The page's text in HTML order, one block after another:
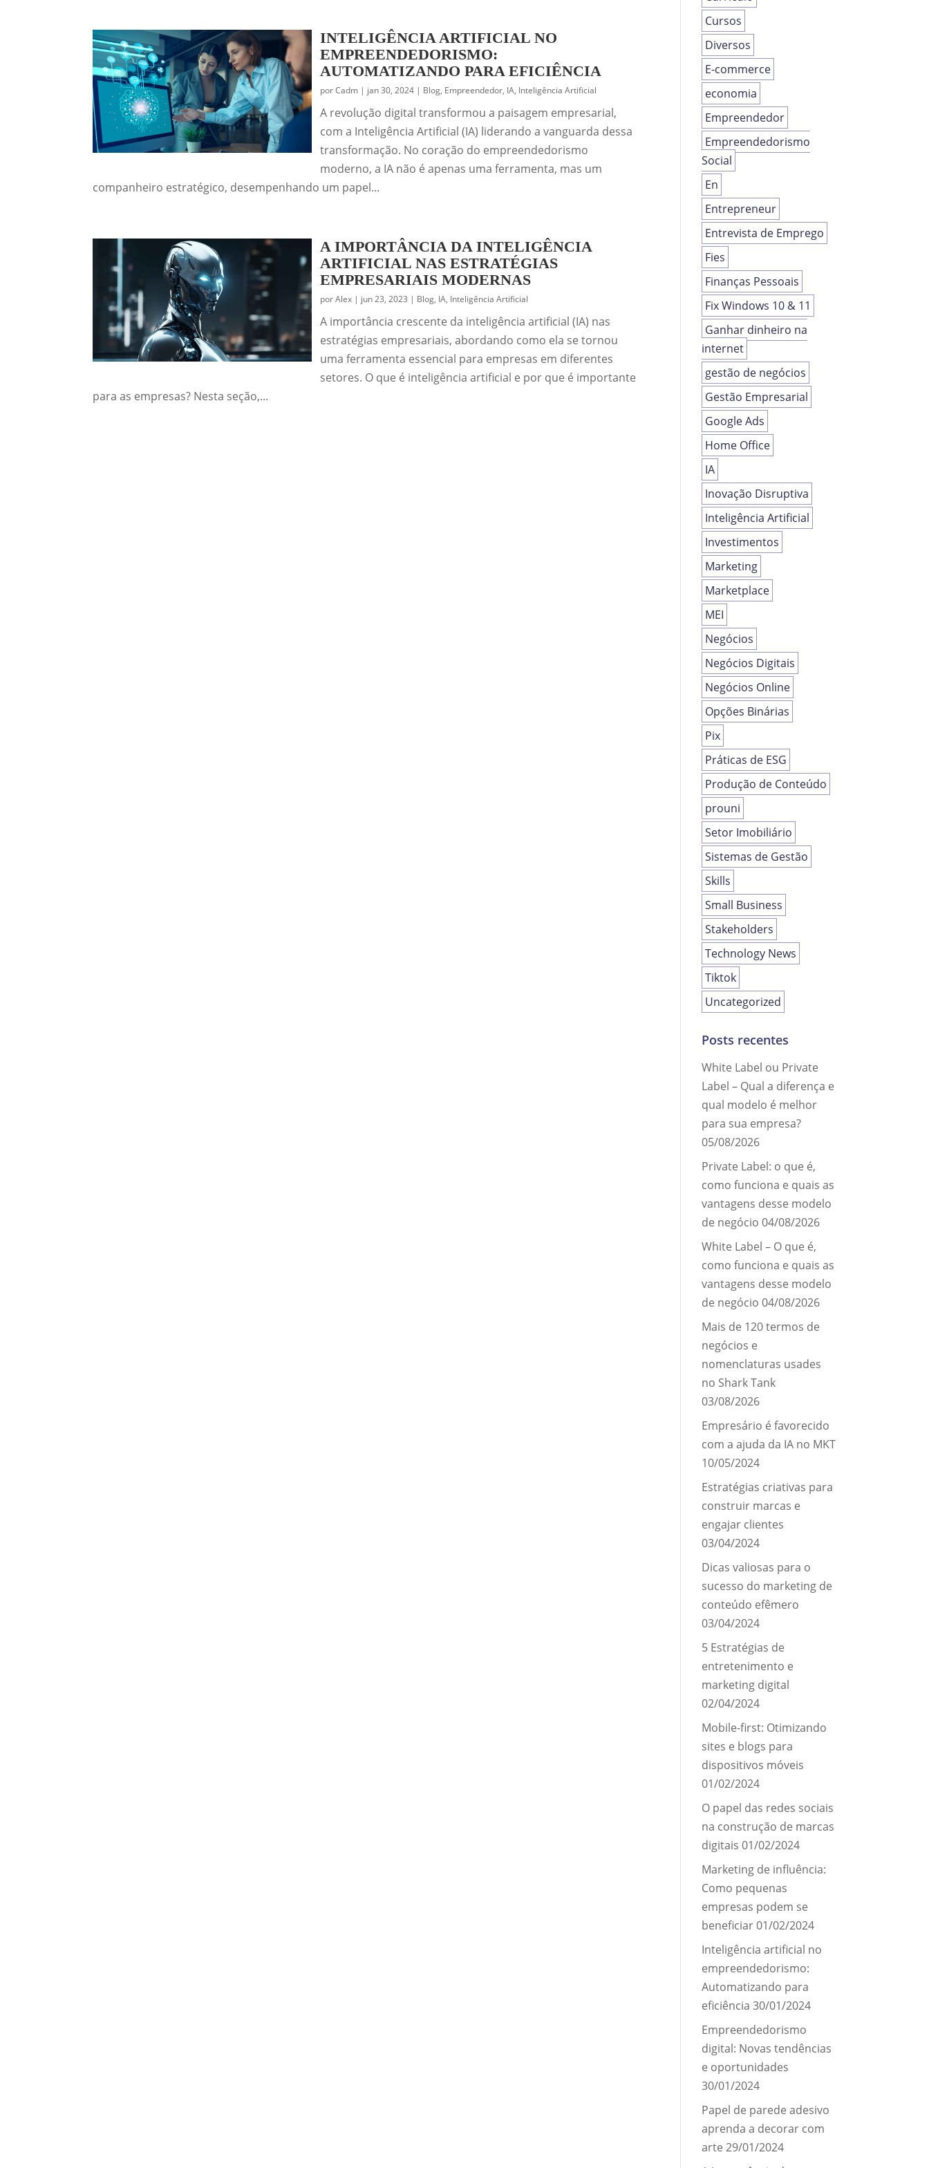
INTELIGÊNCIA ARTIFICIAL NO
EMPREENDEDORISMO:
AUTOMATIZANDO PARA EFICIÊNCIA
porCadm | jan 30, 2024 | Blog, Empreendedor, IA, Inteligência Artificial
A revolução digital transformou a paisagem empresarial,
com a Inteligência Artificial (IA) liderando a vanguarda dessa
transformação. No coração do empreendedorismo
moderno, a IA não é apenas uma ferramenta, mas um
companheiro estratégico, desempenhando um papel...
A IMPORTÂNCIA DA INTELIGÊNCIA
ARTIFICIAL NAS ESTRATÉGIAS
EMPRESARIAIS MODERNAS
porAlex | jun 23, 2023 | Blog, IA, Inteligência Artificial
A importância crescente da inteligência artificial (IA) nas
estratégias empresariais, abordando como ela se tornou
uma ferramenta essencial para empresas em diferentes
setores. O que é inteligência artificial e por que é importante
para as empresas? Nesta seção,...
Cursos
Diversos
E-commerce
economia
Empreendedor
Empreendedorismo
Social
En
Entrepreneur
Entrevista de Emprego
Fies
Finanças Pessoais
Fix Windows 10 & 11
Ganhar dinheiro na
internet
gestão de negócios
Gestão Empresarial
Google Ads
Home Office
IA
Inovação Disruptiva
Inteligência Artificial
Investimentos
Marketing
Marketplace
MEI
Negócios
Negócios Digitais
Negócios Online
Opções Binárias
Pix
Práticas de ESG
Produção de Conteúdo
prouni
Setor Imobiliário
Sistemas de Gestão
Skills
Small Business
Stakeholders
Technology News
Tiktok
Uncategorized
Posts recentes
White Label ou Private
Label – Qual a diferença e
qual modelo é melhor
para sua empresa?
05/08/2026
Private Label: o que é,
como funciona e quais as
vantagens desse modelo
de negócio 04/08/2026
White Label – O que é,
como funciona e quais as
vantagens desse modelo
de negócio 04/08/2026
Mais de 120 termos de
negócios e
nomenclaturas usades
no Shark Tank
03/08/2026
Empresário é favorecido
com a ajuda da IA no MKT
10/05/2024
Estratégias criativas para
construir marcas e
engajar clientes
03/04/2024
Dicas valiosas para o
sucesso do marketing de
conteúdo efêmero
03/04/2024
5 Estratégias de
entretenimento e
marketing digital
02/04/2024
Mobile-first: Otimizando
sites e blogs para
dispositivos móveis
01/02/2024
O papel das redes sociais
na construção de marcas
digitais 01/02/2024
Marketing de influência:
Como pequenas
empresas podem se
beneficiar01/02/2024
Inteligência artificial no
empreendedorismo:
Automatizando para
eficiência 30/01/2024
Empreendedorismo
digital: Novas tendências
e oportunidades
30/01/2024
Papel de parede adesivo
aprenda a decorar com
arte 29/01/2024